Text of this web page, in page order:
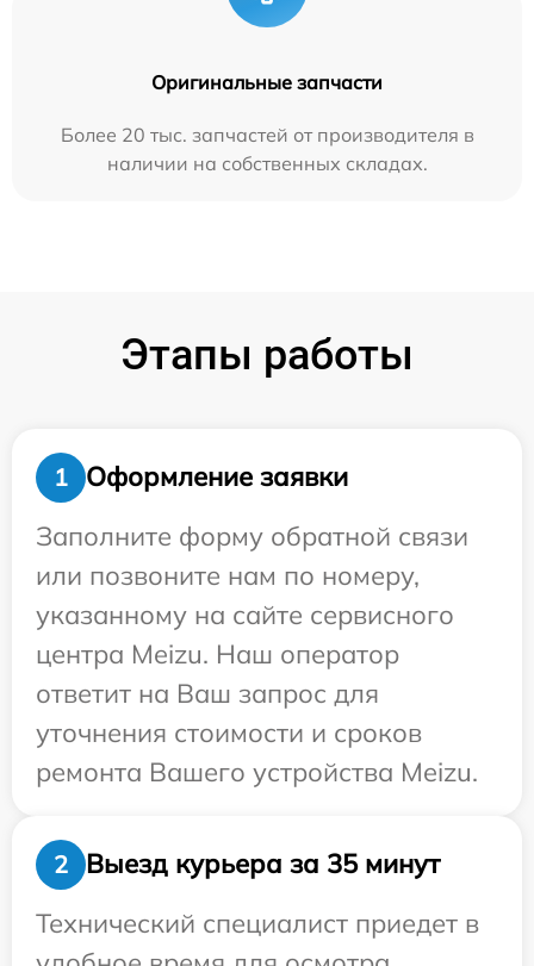
Оригинальные запчасти
Более 20 тыс. запчастей от производителя в
наличии на собственных складах.
Этапы работы
1
Оформление заявки
Заполните форму обратной связи
или позвоните нам по номеру,
указанному на сайте сервисного
центра Meizu. Наш оператор
ответит на Ваш запрос для
уточнения стоимости и сроков
ремонта Вашего устройства Meizu.
2
Выезд курьера за 35 минут
Технический специалист приедет в